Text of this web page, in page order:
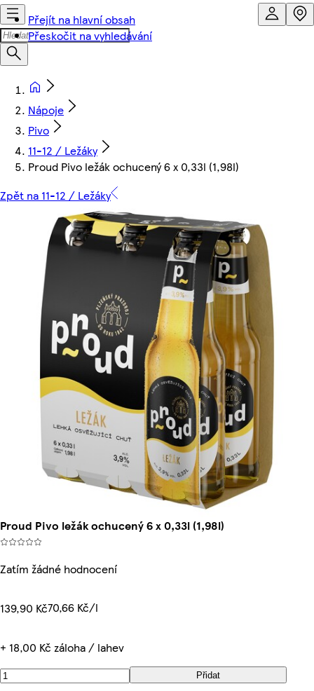
Přejít na hlavní obsah
Přeskočit na vyhledávání
Nápoje
Pivo
11-12 / Ležáky
Proud Pivo ležák ochucený 6 x 0,33l (1,98l)
Zpět na 11-12 / Ležáky
Proud Pivo ležák ochucený 6 x 0,33l (1,98l)
Zatím žádné hodnocení
139,90 Kč70,66 Kč/l
+ 18,00 Kč záloha / lahev
Přidat